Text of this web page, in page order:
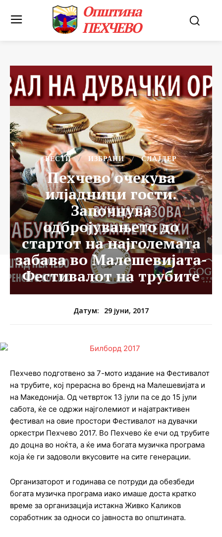
Општина
ПЕХЧЕВО
ВЕСТИ ИЗБРАНИ СЛАЈДЕР
Пехчево очекува
илјадници гости.
Започнува
одбројувањето до
стартот на најголемата
забава во Малешевијата-
Фестивалот на трубите
Датум: 29 јуни, 2017
Пехчево подготвено за 7-мото издание на Фестивалот
на трубите, кој прерасна во бренд на Малешевијата и
на Македонија. Од четврток 13 јули па се до 15 јули
сабота, ќе се одржи најголемиот и најатрактивен
фестивал на овие простори Фестивалот на дувачки
оркестри Пехчево 2017. Во Пехчево ќе ечи од трубите
до доцна во ноќта, а ќе има богата музичка програма
која ќе ги задоволи вкусовите на сите генерации.
Организаторот и годинава се потруди да обезбеди
богата музичка програма иако имаше доста кратко
време за организација истакна Живко Каликов
соработник за односи со јавноста во општината.